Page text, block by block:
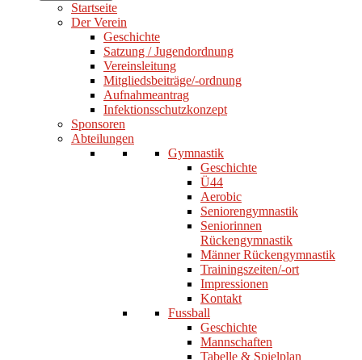
Startseite
Der Verein
Geschichte
Satzung / Jugendordnung
Vereinsleitung
Mitgliedsbeiträge/-ordnung
Aufnahmeantrag
Infektionsschutzkonzept
Sponsoren
Abteilungen
Gymnastik
Geschichte
Ü44
Aerobic
Seniorengymnastik
Seniorinnen
Rückengymnastik
Männer Rückengymnastik
Trainingszeiten/-ort
Impressionen
Kontakt
Fussball
Geschichte
Mannschaften
Tabelle & Spielplan